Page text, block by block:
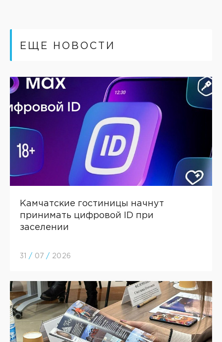
ЕЩЕ НОВОСТИ
Камчатские гостиницы начнут
принимать цифровой ID при
заселении
31 / 07 / 2026